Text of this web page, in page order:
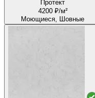
Протект
4200 ₽/м²
Моющиеся, Шовные